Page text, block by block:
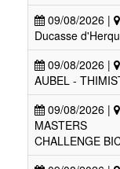
09/08/2026 |
Ducasse
09/08/2026 |
AUBEL -
09/08/2026 |
MASTERS
CHALLENGE